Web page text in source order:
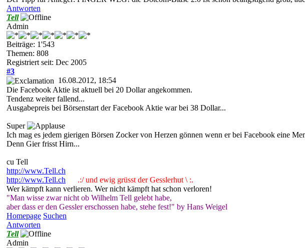
Antworten
Tell
Admin
Beiträge: 1'543
Themen: 808
Registriert seit: Dec 2005
#3
16.08.2012, 18:54
Die Facebook Aktie ist aktuell bei 20 Dollar angekommen.
Tendenz weiter fallend...
Ausgabepreis bei Börsenstart der Facebook Aktie war bei 38 Dollar...
Super
Ich mag es jedem gierigen Börsen Zocker von Herzen gönnen wenn er bei Facebook eine
Denn Gier frisst Hirn...
cu Tell
http://www.Tell.ch
http://www.Tell.ch
.:/ und ewig grüsst der Gesslerhut \ :.
Wer kämpft kann verlieren. Wer nicht kämpft hat schon verloren!
"Man wisse zwar nicht ob Wilhelm Tell gelebt habe,
aber dass er den Gessler erschossen habe, stehe fest!" by Hans Weigel
Homepage Suchen
Antworten
Tell
Admin